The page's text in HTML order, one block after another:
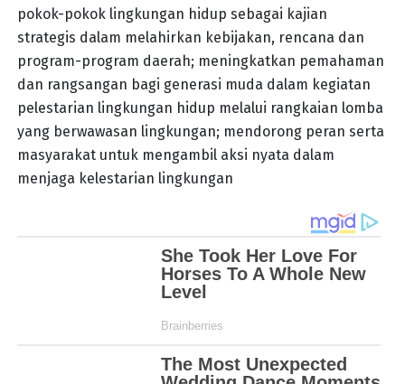
pokok-pokok lingkungan hidup sebagai kajian
strategis dalam melahirkan kebijakan, rencana dan
program-program daerah; meningkatkan pemahaman
dan rangsangan bagi generasi muda dalam kegiatan
pelestarian lingkungan hidup melalui rangkaian lomba
yang berwawasan lingkungan; mendorong peran serta
masyarakat untuk mengambil aksi nyata dalam
menjaga kelestarian lingkungan